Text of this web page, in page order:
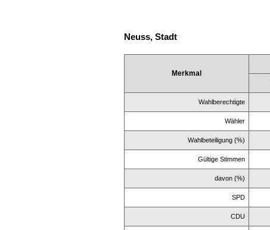
Neuss, Stadt
Merkmal
Wahlberechtigte
Wähler
Wahlbeteiligung (%)
Gültige Stimmen
davon (%)
SPD
CDU